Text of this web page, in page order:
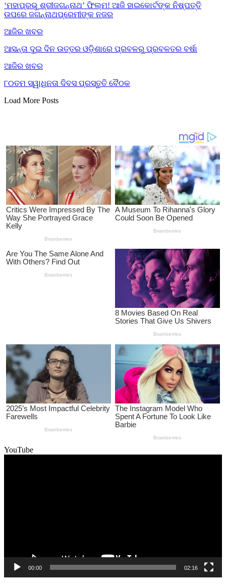
‘ମହାପ୍ରଭୁ ଶ୍ରୀଜଗନ୍ନାଥ’ ଫିଲ୍ମ! ଆଜି ହାଇକୋର୍ଟଙ୍କ ନିଷ୍ପତ୍ତି
ଉପରେ ଜଗନ୍ନାଥପ୍ରେମୀଙ୍କ ନଜର
ଆଜିର ଖବର
ଆସନ୍ତା ଦୁଇ ଦିନ ଉତ୍ତର ଓଡ଼ିଶାରେ ପ୍ରବଳରୁ ପ୍ରବଳତର ବର୍ଷା
ଆଜିର ଖବର
୮୦ତମ ସ୍ୱାଧିନତା ଦିବସ ପ୍ରସ୍ତୁତି ବୈଠକ
Load More Posts
YouTube
00:00 02:16